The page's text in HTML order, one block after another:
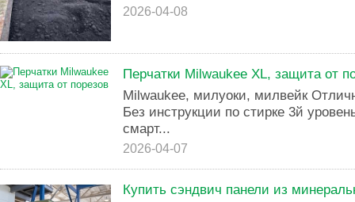
2026-04-08
Перчатки Milwaukee XL, защита от
Milwaukee, милуоки, милвейк
Без инструкции по стирке 3й
смарт...
2026-04-07
Купить сэндвич панели из